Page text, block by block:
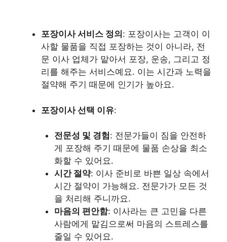
포장이사 서비스 정의 : 포장이사는 고객이 이
사할 물품을 직접 포장하는 것이 아니라, 전
문 이사 업체가 맡아서 포장, 운송, 그리고 정
리를 해주는 서비스예요. 이는 시간과 노력을
절약해 주기 때문에 인기가 높아요.
포장이사 선택 이유:
전문성 및 경험: 전문가들이 짐을 안전하
게 포장해 주기 때문에 물품 손상을 최소
화할 수 있어요.
시간 절약: 이사 준비로 바쁜 일상 속에서
시간 절약이 가능해요. 전문가가 모든 것
을 처리해 주니까요.
마음의 편안함: 이사라는 큰 고민을 다른
사람에게 맡김으로써 마음의 스트레스를
줄일 수 있어요.